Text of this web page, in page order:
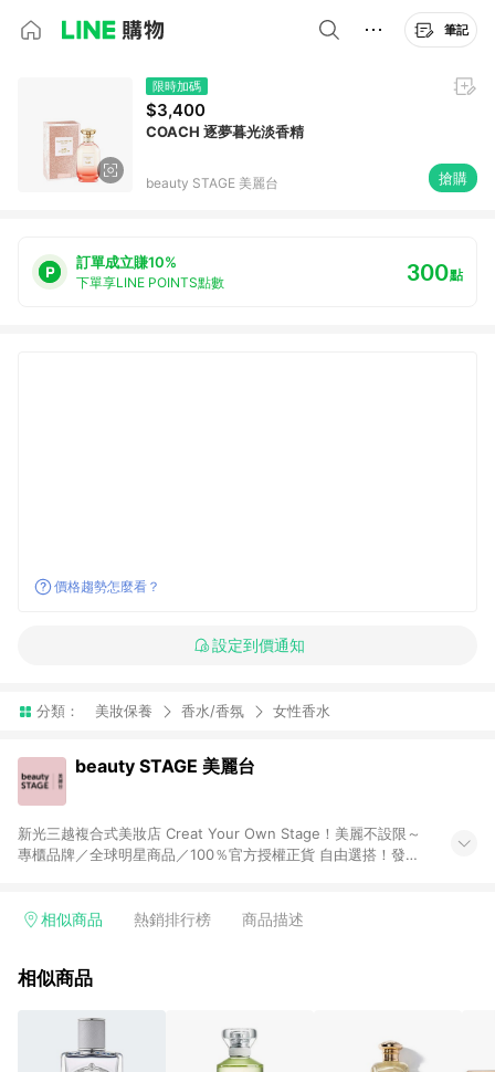
筆記
限時加碼
$3,400
COACH 逐夢暮光淡香精
beauty STAGE 美麗台 搶購
訂單成立賺10%
下單享LINE POINTS點數 300點
價格趨勢怎麼看？
設定到價通知
分類： 美妝保養 香水/香氛 女性香水
beauty STAGE 美麗台
新光三越複合式美妝店 Creat Your Own Stage！美麗不設限～
專櫃品牌／全球明星商品／100％官方授權正貨 自由選搭！發覺
相似商品 熱銷排行榜 商品描述
相似商品